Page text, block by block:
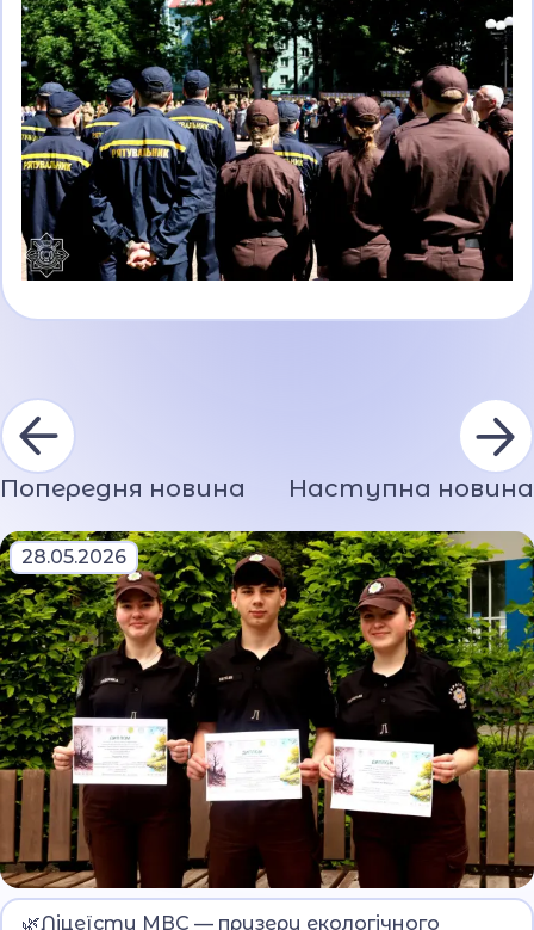
Попередня новина Наступна новина
28.05.2026
Ліцеїсти продемонстрували високий рівень
🌿Ліцеїсти МВС — призери екологічного